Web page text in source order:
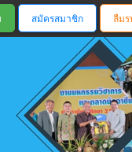
สมัครสมาชิก ลืม
ง